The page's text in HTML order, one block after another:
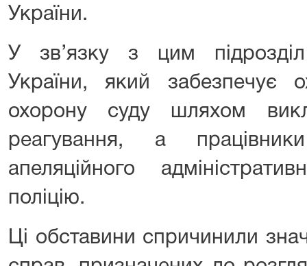
України.
У зв’язку з цим підрозділ
України, який забезпечує
охорону суду шляхом
реагування, а працівники
апеляційного
поліцію.
Ці обставини спричинили